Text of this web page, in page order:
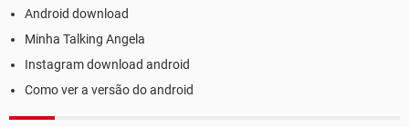
Android download
Minha Talking Angela
Instagram download android
Como ver a versão do android